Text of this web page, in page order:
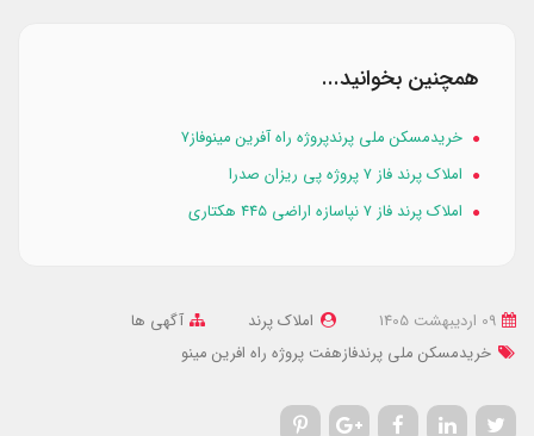
همچنین بخوانید...
خریدمسکن ملی پرندپروژه راه آفرین مینوفاز۷
املاک پرند فاز ۷ پروژه پی ریزان صدرا
املاک پرند فاز ۷ نپاسازه اراضی ۴۴۵ هکتاری
املاک پرند
آگهی ها
خریدمسکن ملی پرندفازهفت پروژه راه افرین مینو